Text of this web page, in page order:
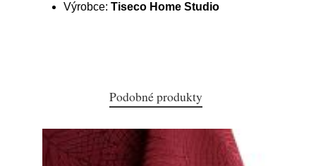
Výrobce: Tiseco Home Studio
Podobné produkty